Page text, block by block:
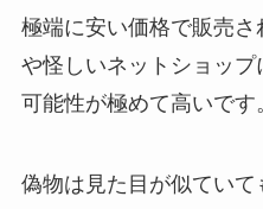
極端に安い価格で販売さ
や怪しいネットショッ
可能性が極めて高いです
偽物は見た目が似てい